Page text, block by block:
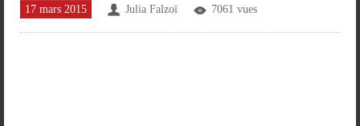
17 mars 2015 Julia Falzoï 7061 vues